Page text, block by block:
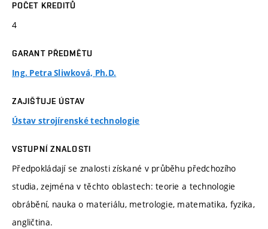
POČET KREDITŮ
4
GARANT PŘEDMĚTU
Ing. Petra Sliwková, Ph.D.
ZAJIŠŤUJE ÚSTAV
Ústav strojírenské technologie
VSTUPNÍ ZNALOSTI
Předpokládají se znalosti získané v průběhu předchozího
studia, zejména v těchto oblastech: teorie a technologie
obrábění, nauka o materiálu, metrologie, matematika, fyzika,
angličtina.